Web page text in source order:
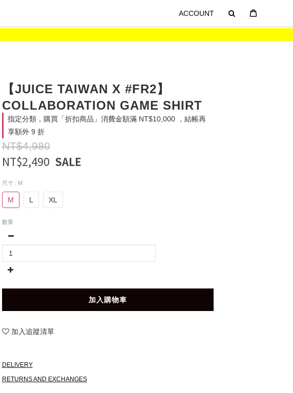
ACCOUNT
【JUICE TAIWAN X #FR2】
COLLABORATION GAME SHIRT
指定分類，購買「折扣商品」消費金額滿 NT$10,000 ，結帳再
享額外 9 折
NT$4,980
NT$2,490
尺寸 : M
M L XL
數量
加入購物車
加入追蹤清單
DELIVERY
RETURNS AND EXCHANGES